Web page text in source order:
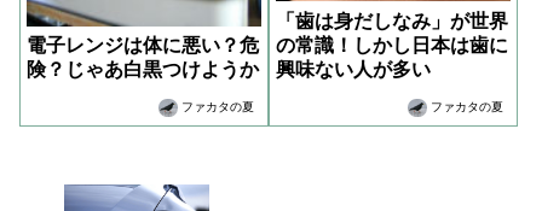
電子レンジは体に悪い？危
険？じゃあ白黒つけようか
ファカタの夏
「歯は身だしなみ」が世界
の常識！しかし日本は歯に
興味ない人が多い
ファカタの夏